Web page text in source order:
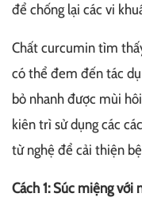
để chống lại các vi
Chất curcumin tìm
có thể đem đến tác
bỏ nhanh được mùi
kiên trì sử dụng các
từ nghệ để cải thiện
Cách 1: Súc miệng với